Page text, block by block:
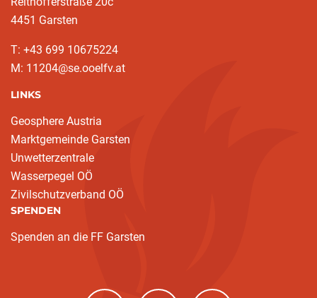
4451 Garsten
T: ‭+43 699 10675224‬
M: 11204@se.ooelfv.at
LINKS
Geosphere Austria
Marktgemeinde Garsten
Unwetterzentrale
Wasserpegel OÖ
Zivilschutzverband OÖ
SPENDEN
Spenden an die FF Garsten